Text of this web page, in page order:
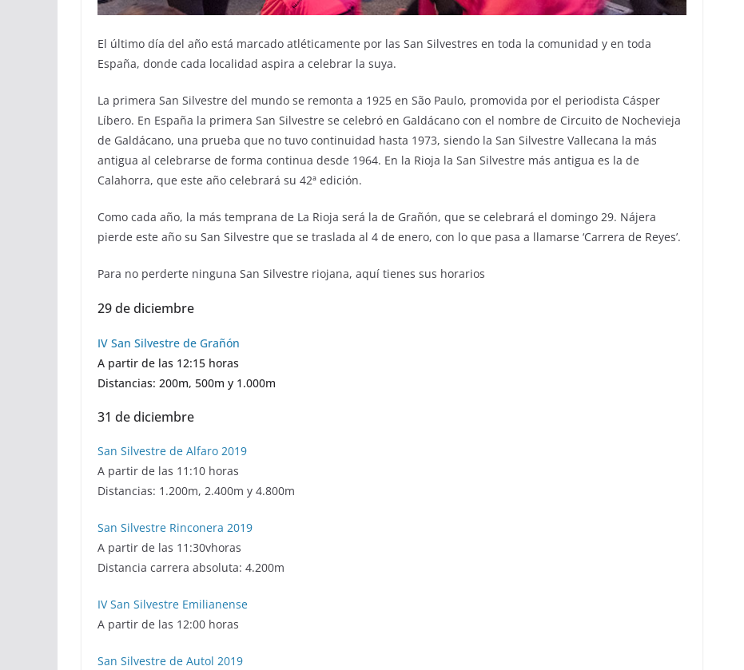
El último día del año está marcado atléticamente por las San Silvestres en toda la comunidad y en toda
España, donde cada localidad aspira a celebrar la suya.
La primera San Silvestre del mundo se remonta a 1925 en São Paulo, promovida por el periodista Cásper
Líbero. En España la primera San Silvestre se celebró en Galdácano con el nombre de Circuito de Nochevieja
de Galdácano, una prueba que no tuvo continuidad hasta 1973, siendo la San Silvestre Vallecana la más
antigua al celebrarse de forma continua desde 1964. En la Rioja la San Silvestre más antigua es la de
Calahorra, que este año celebrará su 42ª edición.
Como cada año, la más temprana de La Rioja será la de Grañón, que se celebrará el domingo 29. Nájera
pierde este año su San Silvestre que se traslada al 4 de enero, con lo que pasa a llamarse ‘Carrera de Reyes’.
Para no perderte ninguna San Silvestre riojana, aquí tienes sus horarios
29 de diciembre
IV San Silvestre de Grañón
A partir de las 12:15 horas
Distancias: 200m, 500m y 1.000m
31 de diciembre
San Silvestre de Alfaro 2019
A partir de las 11:10 horas
Distancias: 1.200m, 2.400m y 4.800m
San Silvestre Rinconera 2019
A partir de las 11:30vhoras
Distancia carrera absoluta: 4.200m
IV San Silvestre Emilianense
A partir de las 12:00 horas
San Silvestre de Autol 2019